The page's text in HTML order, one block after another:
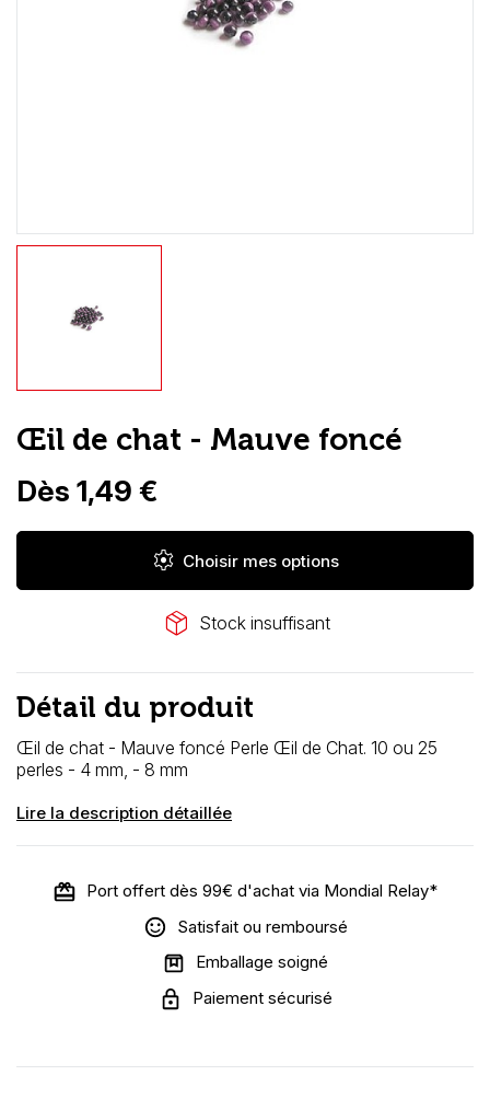
Œil de chat - Mauve foncé
Dès 1,49 €
settings Choisir mes options
package_2 Stock insuffisant
Détail du produit
Œil de chat - Mauve foncé Perle Œil de Chat. 10 ou 25
perles - 4 mm, - 8 mm
Lire la description détaillée
Port offert dès 99€ d'achat via Mondial Relay*
Satisfait ou remboursé
Emballage soigné
Paiement sécurisé